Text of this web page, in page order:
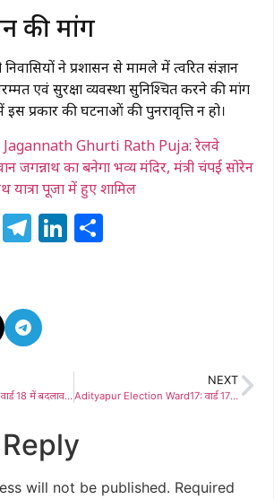
की मांग
ने प्रशासन से मामले में त्वरित संज्ञान
एवं सुरक्षा व्यवस्था सुनिश्चित करने की मांग
प्रकार की घटनाओं की पुनरावृत्ति न हो।
Ghurti Rath Puja: रेलवे
जगन्नाथ का बनेगा भव्य मंदिर, मंत्री चंपई सोरेन
यात्रा पूजा में हुए शामिल
WhatsApp
Telegram
LinkedIn
Adityapur Ward 18: वार्ड 18 में बदलाव की बयार, पूर्व विधायक अरविंद सिंह के भतीजे अंकुर सिंह ने झोंकी ताकत, मूलभूत सुविधाओं को दुरुस्त करना प्राथमिकता, अंकुर सिंह बने जनता की पसंद
NEXT
Adityapur Election Ward17: वार्ड 17 का चुनावी रण: बिरेंद्र कुमार सिंह यादव के 20 वर्षों के ‘सेवा पथ’ पर जनता ने जताया भरोसा, ‘साइकिल पंप’ छाप के साथ विकास की नई इबारत लिखने को तैयार
will not be published. Required